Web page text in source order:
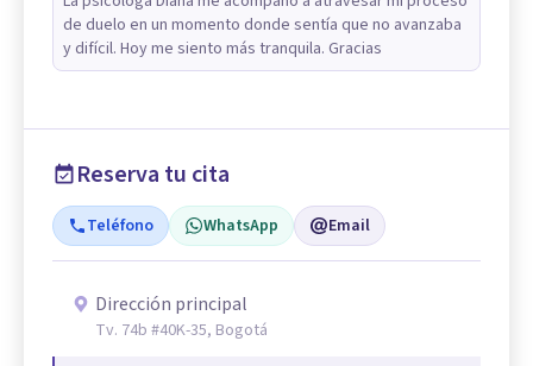
de duelo en un momento donde sentía que no avanzaba
y difícil. Hoy me siento más tranquila. Gracias
Reserva tu cita
Teléfono WhatsApp Email
Dirección principal
Tv. 74b #40K-35, Bogotá